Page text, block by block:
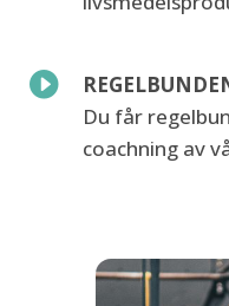

Du får
coachning av